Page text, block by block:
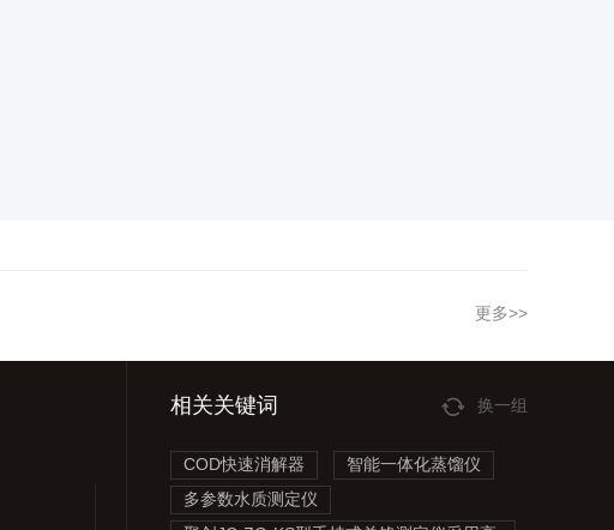
更多>>
相关关键词 换一组
COD快速消解器
智能一体化蒸馏仪
多参数水质测定仪